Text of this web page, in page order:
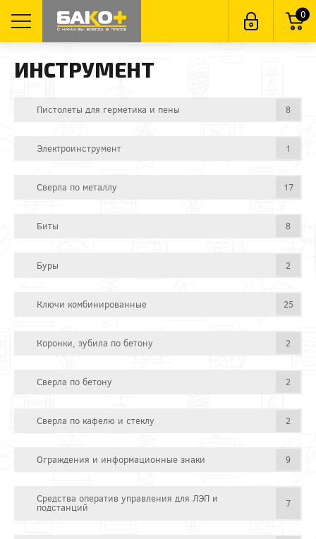
0
ИНСТРУМЕНТ
Пистолеты для герметика и пены 8
Электроинструмент 1
Сверла по металлу 17
Биты 8
Буры 2
Ключи комбинированные 25
Коронки, зубила по бетону 2
Сверла по бетону 2
Сверла по кафелю и стеклу 2
Ограждения и информационные знаки 9
Средства оператив управления для ЛЭП и
подстанций 7